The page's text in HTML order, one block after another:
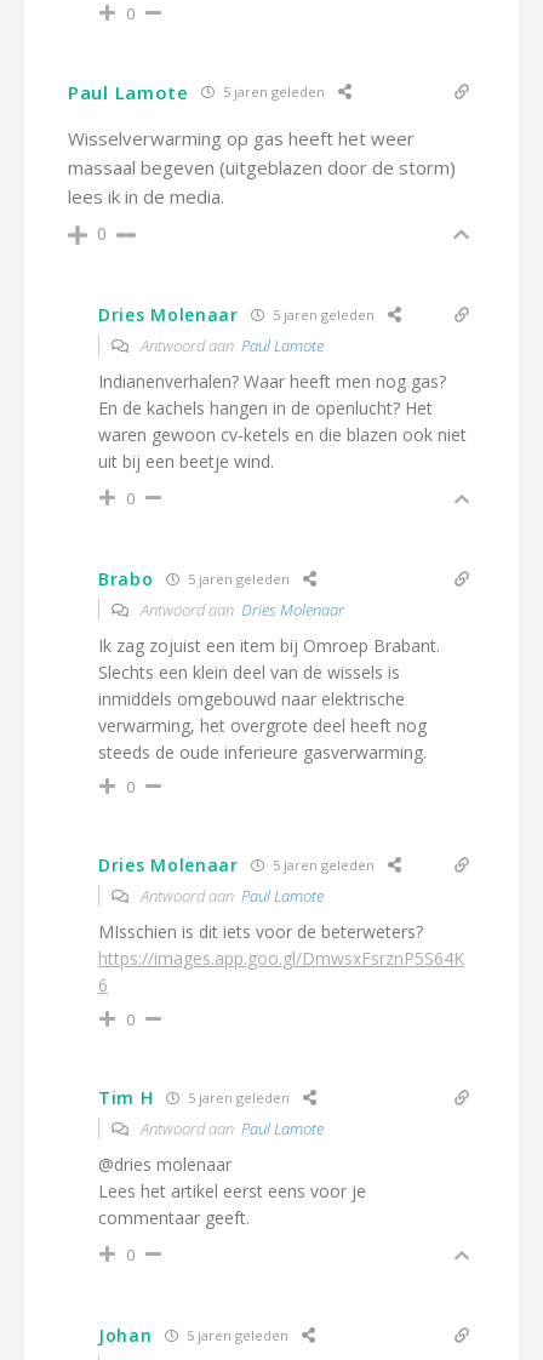
0
Paul Lamote 5 jaren geleden
Wisselverwarming op gas heeft het weer
massaal begeven (uitgeblazen door de storm)
lees ik in de media.
0
Dries Molenaar 5 jaren geleden
Antwoord aan Paul Lamote
Indianenverhalen? Waar heeft men nog gas?
En de kachels hangen in de openlucht? Het
waren gewoon cv-ketels en die blazen ook niet
uit bij een beetje wind.
0
Brabo 5 jaren geleden
Antwoord aan Dries Molenaar
Ik zag zojuist een item bij Omroep Brabant.
Slechts een klein deel van de wissels is
inmiddels omgebouwd naar elektrische
verwarming, het overgrote deel heeft nog
steeds de oude inferieure gasverwarming.
0
Dries Molenaar 5 jaren geleden
Antwoord aan Paul Lamote
MIsschien is dit iets voor de beterweters?
https://images.app.goo.gl/DmwsxFsrznP5S64K
6
0
Tim H 5 jaren geleden
Antwoord aan Paul Lamote
@dries molenaar
Lees het artikel eerst eens voor je
commentaar geeft.
0
Johan 5 jaren geleden